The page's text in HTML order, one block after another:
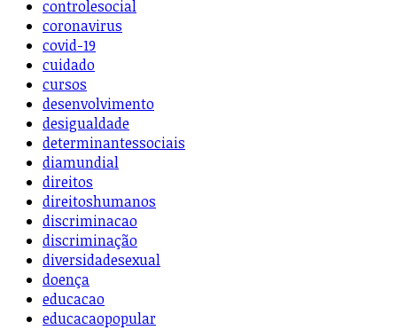
controlesocial
coronavirus
covid-19
cuidado
cursos
desenvolvimento
desigualdade
determinantessociais
diamundial
direitos
direitoshumanos
discriminacao
discriminação
diversidadesexual
doença
educacao
educacaopopular